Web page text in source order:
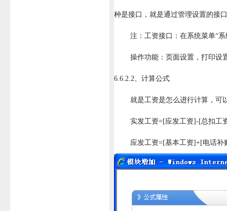
种是接口，就是通过管理设置的接
注：工资接口：在系统菜单“系统
操作功能：页面设置，打印设置
6.6.2.2、计算公式
就是工资是怎么进行计算，可以
实发工资=[应发工资]-[总扣工
应发工资=[基本工资]+[电话补贴